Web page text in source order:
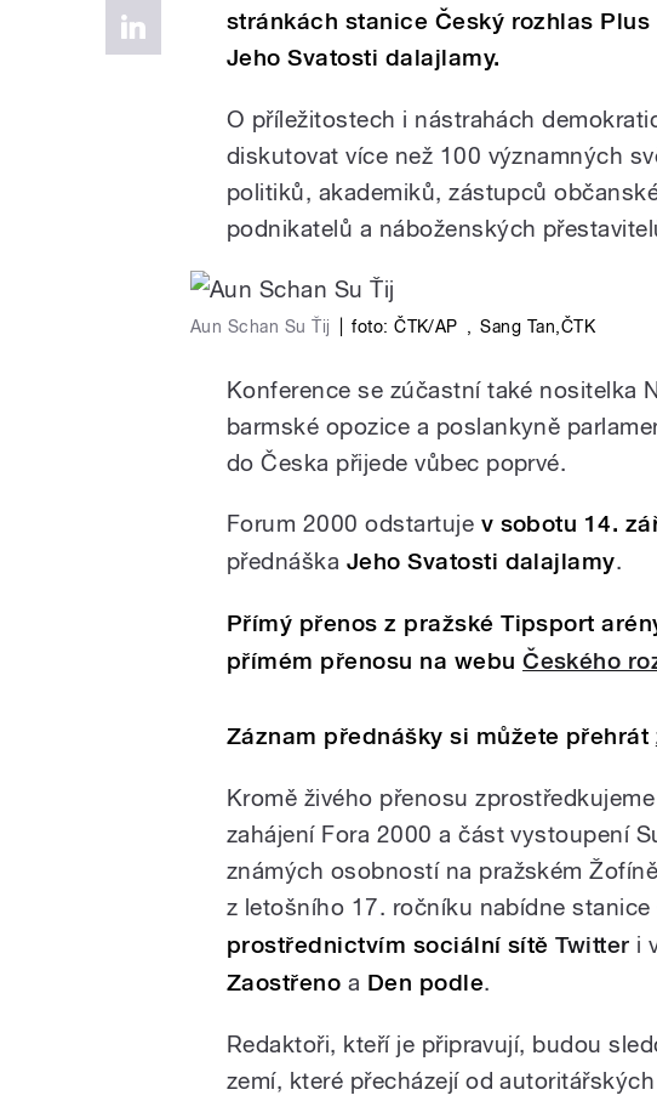
stránkách stanice Český rozhlas
Jeho Svatosti dalajlamy.
O příležitostech i nástrahách
diskutovat více než 100 významných
politiků, akademiků, zástupců
podnikatelů a náboženských
Aun Schan Su Ťij foto: ČTK/AP , Sang Tan,ČTK
Konference se zúčastní také nositelka
barmské opozice a poslankyně
do Česka přijede vůbec poprvé.
Forum 2000 odstartuje v sobotu 14.
přednáška Jeho Svatosti dalajlamy.
Přímý přenos z pražské Tipsport
přímém přenosu na webuČeského
Záznam přednášky si můžete přehrát
Kromě živého přenosu
zahájení Fora 2000 a část vystoupení
známých osobností na pražském
z letošního 17. ročníku nabídne stanice
prostřednictvím sociální sítěTwitter i
Zaostřeno a Den podle.
Redaktoři, kteří je připravují, budou
zemí, které přecházejí od